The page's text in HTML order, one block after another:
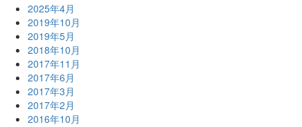
2025年4月
2019年10月
2019年5月
2018年10月
2017年11月
2017年6月
2017年3月
2017年2月
2016年10月